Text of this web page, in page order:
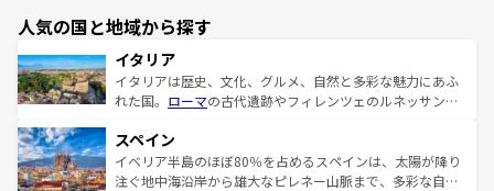
人気の国と地域から探す
イタリア
イタリアは歴史、文化、グルメ、自然と多彩な魅力にあふ
れた国。 ローマの古代遺跡やフィレンツェのルネッサンス
ろん、トスカーナの美しい田園風景やアマルフィ海岸の絶
景など、自然景観も見逃せない。観光の合間には、本場の
ピザやパスタなど、絶品のイタリア料理を堪能することも
スペイン
イベリア半島のほぼ80％を占めるスペインは、太陽が降り
注ぐ地中海沿岸から雄大なピレネー山脈まで、多彩な自然